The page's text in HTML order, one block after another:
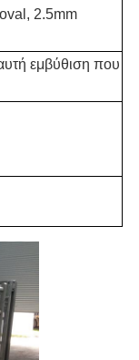
2.5mm
εμβύθιση που